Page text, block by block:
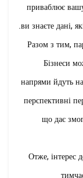
приваблює
ви знаєте дані,
Разом з тим,
Бізнеси
напрями йдуть
перспективні
що дає
Отже, інтерес